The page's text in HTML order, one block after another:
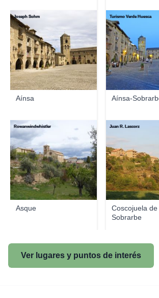
Aínsa
Joseph Sohm
Aínsa-
Turismo Verde Huesca
Asque
Rowanwindwhistler
Coscojuela de
Sobrarbe
Juan R. Lascorz
Ver lugares y puntos de interés